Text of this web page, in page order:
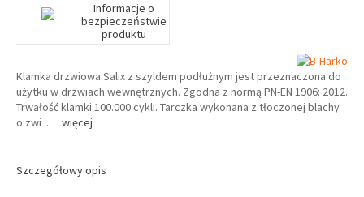
Informacje o
bezpieczeństwie
produktu
Klamka drzwiowa Salix z szyldem podłużnym jest przeznaczona do
użytku w drzwiach wewnętrznych. Zgodna z normą PN-EN 1906: 2012.
Trwałość klamki 100.000 cykli. Tarczka wykonana z tłoczonej blachy
o zwi ... więcej
Szczegółowy opis